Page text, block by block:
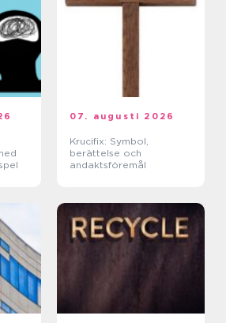
07. augusti 2026
Krucifix: Symbol,
berättelse och
andaktsföremål